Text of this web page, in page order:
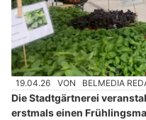
19.04.26 VON BELMEDIA
Die Stadtgärtnerei
erstmals einen